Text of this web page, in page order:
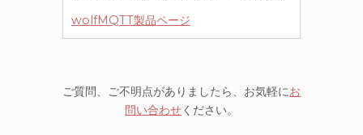
wolfMQTT製品ページ
ご質問、ご不明点がありましたら、お気軽にお
問い合わせください。